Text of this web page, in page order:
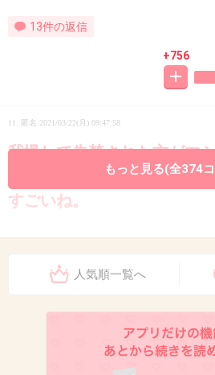
13件の返信
+756
11. 匿名 2021/03/22(月) 09:47:58
我慢して失禁された方がマ
すごいね。
2件の返信
我慢するならいかないわ。体
もっと見る(全374
人気順一覧へ